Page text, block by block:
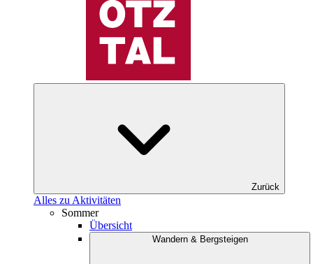
Zurück
Alles zu Aktivitäten
Sommer
Übersicht
Wandern & Bergsteigen